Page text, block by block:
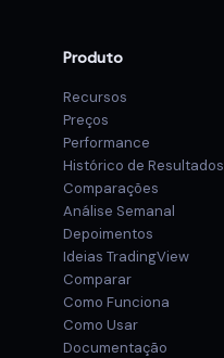
Produto
Recursos
Preços
Performance
Histórico de Resultados
Comparações
Análise Semanal
Depoimentos
Ideias TradingView
Comparar
Como Funciona
Como Usar
Documentação